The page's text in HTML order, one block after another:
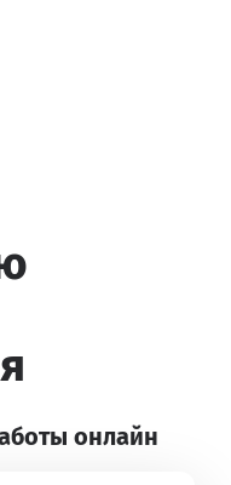
онлайн